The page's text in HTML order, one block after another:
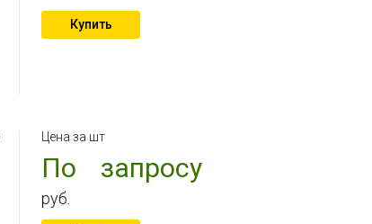
Купить
Цена за шт
По запросу
руб.